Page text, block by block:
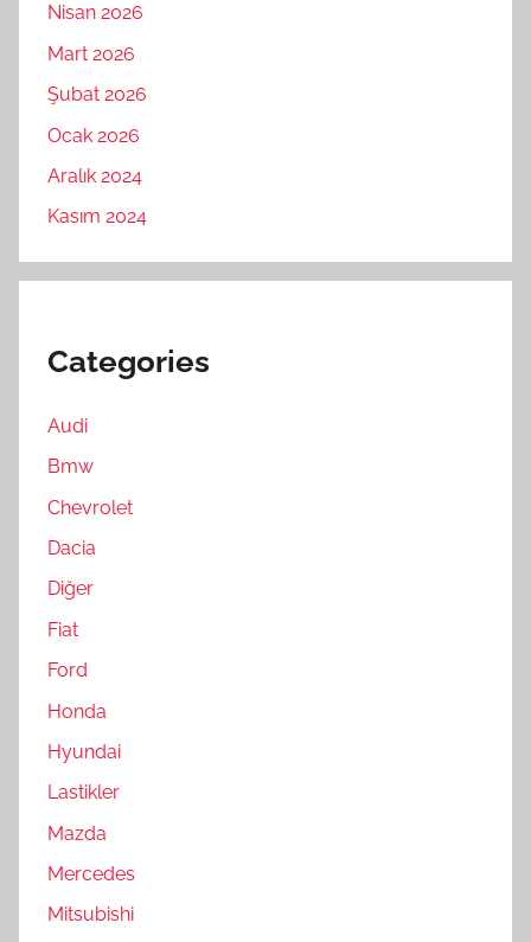
Nisan 2026
Mart 2026
Şubat 2026
Ocak 2026
Aralık 2024
Kasım 2024
Categories
Audi
Bmw
Chevrolet
Dacia
Diğer
Fiat
Ford
Honda
Hyundai
Lastikler
Mazda
Mercedes
Mitsubishi